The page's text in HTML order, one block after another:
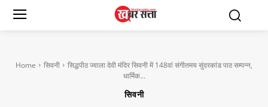
Home सिवनी
सिद्धपीठ ज्वाला देवी मंदिर सिवनी में 148वां संगीतमय सुंदरकांड पाठ सम्पन्न,
धार्मिक...
सिवनी